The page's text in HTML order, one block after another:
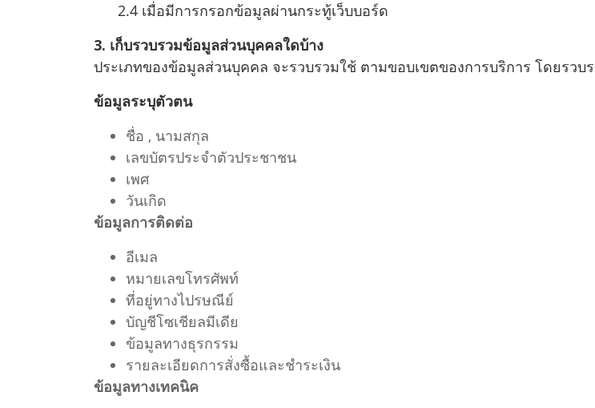
2.4 เมื่อมีการกรอกข้อมูลผ่านกระทู้เว็บบอร์ด
3. เก็บรวบรวมข้อมูลส่วนบุคคลใดบ้าง
ประเภทของข้อมูลส่วนบุคคล จะรวบรวมใช้ ตามขอบเขตของการบริการ โดยรว
ข้อมูลระบุตัวตน
ชื่อ , นามสกุล
เลขบัตรประจำตัวประชาชน
เพศ
วันเกิด
ข้อมูลการติดต่อ
อีเมล
หมายเลขโทรศัพท์
ที่อยู่ทางไปรษณีย์
บัญชีโซเชียลมีเดีย
ข้อมูลทางธุรกรรม
รายละเอียดการสั่งซื้อและชำระเงิน
ข้อมูลทางเทคนิค